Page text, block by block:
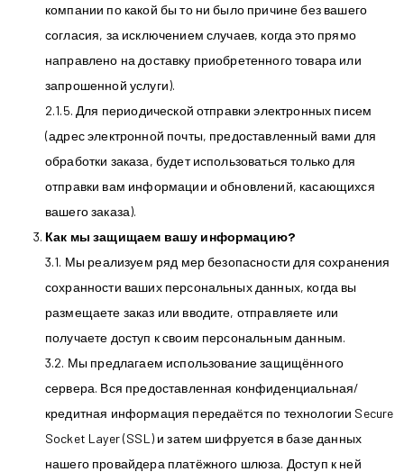
компании по какой бы то ни было причине без вашего
согласия, за исключением случаев, когда это прямо
направлено на доставку приобретенного товара или
запрошенной услуги).
2.1.5. Для периодической отправки электронных писем
(адрес электронной почты, предоставленный вами для
обработки заказа, будет использоваться только для
отправки вам информации и обновлений, касающихся
вашего заказа).
Как мы защищаем вашу информацию?
3.1. Мы реализуем ряд мер безопасности для сохранения
сохранности ваших персональных данных, когда вы
размещаете заказ или вводите, отправляете или
получаете доступ к своим персональным данным.
3.2. Мы предлагаем использование защищённого
сервера. Вся предоставленная конфиденциальная/
кредитная информация передаётся по технологии Secure
Socket Layer (SSL) и затем шифруется в базе данных
нашего провайдера платёжного шлюза. Доступ к ней